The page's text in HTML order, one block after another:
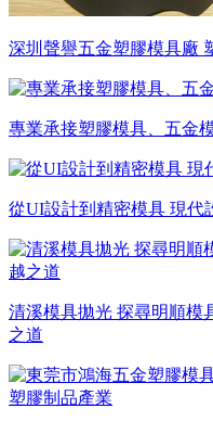
深圳聲譽五金塑膠模具廠
專業承接塑膠模具、五金
從UI設計到精密模具 現代
清溪模具拋光 探尋明順模
之道